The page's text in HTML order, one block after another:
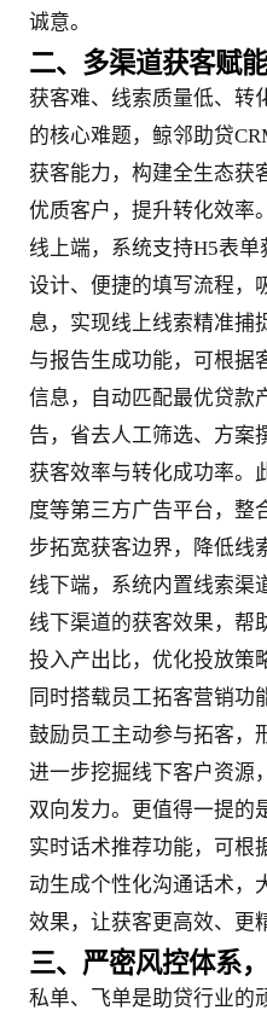
诚意。
二、多渠道获客赋
获客难、线索质量低、转
的核心难题，鲸邻助贷
获客能力，构建全生态获
优质客户，提升转化效率。
线上端，系统支持H5表
设计、便捷的填写流程，
息，实现线上线索精准捕
与报告生成功能，可根据
信息，自动匹配最优贷款
告，省去人工筛选、方案
获客效率与转化成功率。
度等第三方广告平台，整
步拓宽获客边界，降低线
线下端，系统内置线索渠
线下渠道的获客效果，帮
投入产出比，优化投放策
同时搭载员工拓客营销功
鼓励员工主动参与拓客，
进一步挖掘线下客户资源
双向发力。更值得一提的
实时话术推荐功能，可根
动生成个性化沟通话术，
效果，让获客更高效、更
三、严密风控体系
私单、飞单是助贷行业的